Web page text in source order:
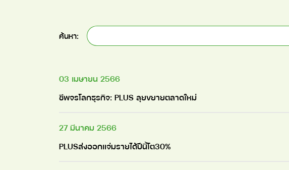
ค้นหา:
03 เมษายน 2566
ชีพจรโลกธุรกิจ: PLUS ลุยขยายตลาดใหม่
27 มีนาคม 2566
PLUSส่งออกแจ่มรายได้ปีนี้โต30%